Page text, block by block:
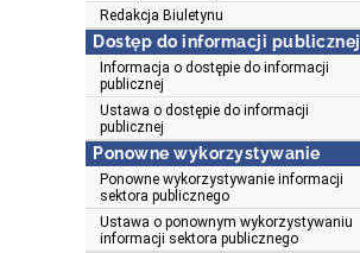
Redakcja Biuletynu
Dostęp do informacji publicznej
Informacja o dostępie do informacji
publicznej
Ustawa o dostępie do informacji
publicznej
Ponowne wykorzystywanie
Ponowne wykorzystywanie informacji
sektora publicznego
Ustawa o ponownym wykorzystywaniu
informacji sektora publicznego